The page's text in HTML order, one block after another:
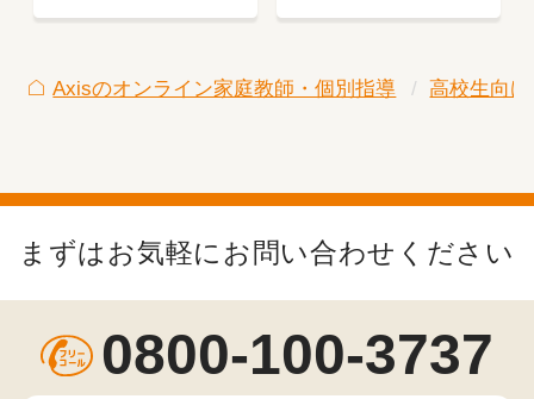
Axisのオンライン家庭教師・個別指導 高校生向け
まずはお気軽にお問い合わせください
0800-100-3737